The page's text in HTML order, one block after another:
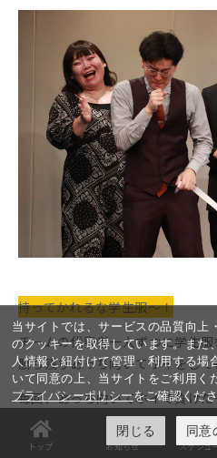
持ってかれるな学生服〜！
チームの代表者一人ずつに学生
勝ち残りあっち向いてホイをして
毎回、あっち向いてホイで負け
脱いでもらい、最終的に相手
パンツ一丁にしたチームの勝利
トップ お知らせ スケジュ
当サイトでは、サービスの品質向上
のクッキーを取得しています。また
人情報と紐付けて管理・利用する場
いて同意の上、当サイトをご利用く
プライバシーポリシーをご確認くだ
閉じる 同意